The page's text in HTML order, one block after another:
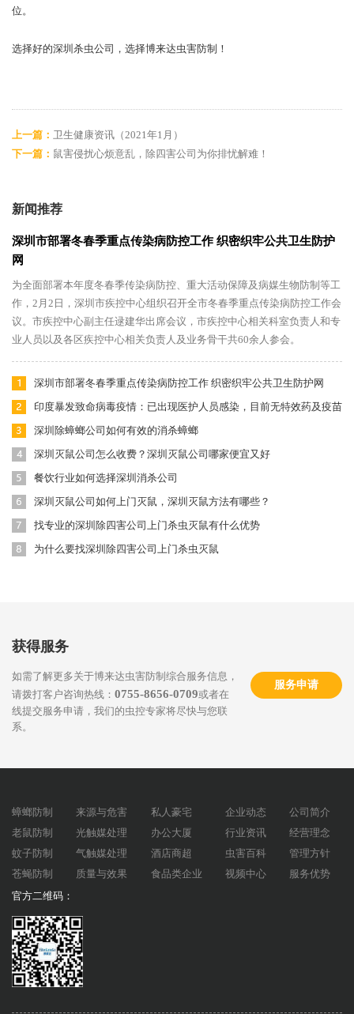
位。
选择好的深圳杀虫公司，选择博来达虫害防制！
上一篇： 卫生健康资讯（2021年1月）
下一篇： 鼠害侵扰心烦意乱，除四害公司为你排忧解难！
新闻推荐
深圳市部署冬春季重点传染病防控工作 织密织牢公共卫生防护
网
为全面部署本年度冬春季传染病防控、重大活动保障及病媒生物防制等工
作，2月2日，深圳市疾控中心组织召开全市冬春季重点传染病防控工作会
议。市疾控中心副主任逯建华出席会议，市疾控中心相关科室负责人和专
业人员以及各区疾控中心相关负责人及业务骨干共60余人参会。
深圳市部署冬春季重点传染病防控工作 织密织牢公共卫生防护网
印度暴发致命病毒疫情：已出现医护人员感染，目前无特效药及疫苗
深圳除蟑螂公司如何有效的消杀蟑螂
深圳灭鼠公司怎么收费？深圳灭鼠公司哪家便宜又好
餐饮行业如何选择深圳消杀公司
深圳灭鼠公司如何上门灭鼠，深圳灭鼠方法有哪些？
找专业的深圳除四害公司上门杀虫灭鼠有什么优势
为什么要找深圳除四害公司上门杀虫灭鼠
获得服务
如需了解更多关于博来达虫害防制综合服务信息，
请拨打客户咨询热线： 0755-8656-0709或者在
线提交服务申请，我们的虫控专家将尽快与您联
系。
服务申请
蟑螂防制
老鼠防制
蚊子防制
苍蝇防制
来源与危害
光触媒处理
气触媒处理
质量与效果
私人豪宅
办公大厦
酒店商超
食品类企业
企业动态
行业资讯
虫害百科
视频中心
公司简介
经营理念
管理方针
服务优势
官方二维码：